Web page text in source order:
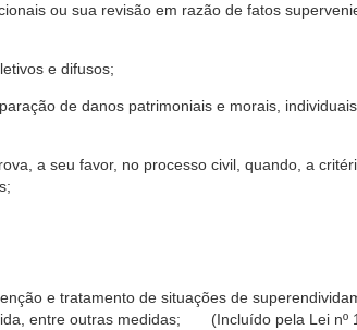
ou sua revisão em razão de fatos
e difusos;
de danos patrimoniais e morais,
a seu favor, no processo civil, quando, a
e tratamento de situações de
entre outras medidas; (Incluído pela Lei nº